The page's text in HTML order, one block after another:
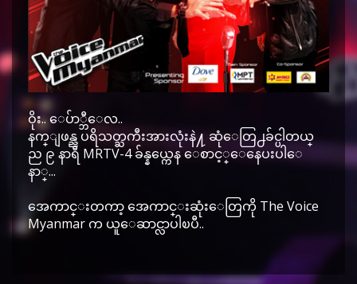
ဝိုး.. ေပ်ာ္ဘီေလ..
နက္ျဖန္ည ပရိသတ္ႀကီးအားလုံးနဲ႔ ဆုံေတြ႕ခ်င္ပါတယ္
ည ၉ နာရီ MRTV-4 ခ်န္နယ္ကေန ေစာင့္ေနေပးပါေ
နာ္...
အေကာင္းတကာ့ အေကာင္းဆုံးေတြကို The Voice
Myanmar က ယူေဆာင္လာပါၿပီ..